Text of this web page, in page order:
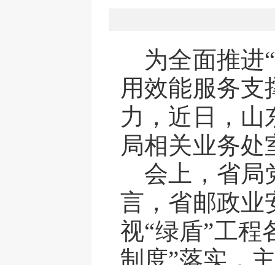
为全面推进
用效能服务支
力，近日，山
局相关业务处
会上，省局
言，省邮政业
视“绿盾”工程
制度”落实，